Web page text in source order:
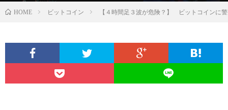
HOME ビットコイン 【４時間足３波が危険？】 ビットコインに